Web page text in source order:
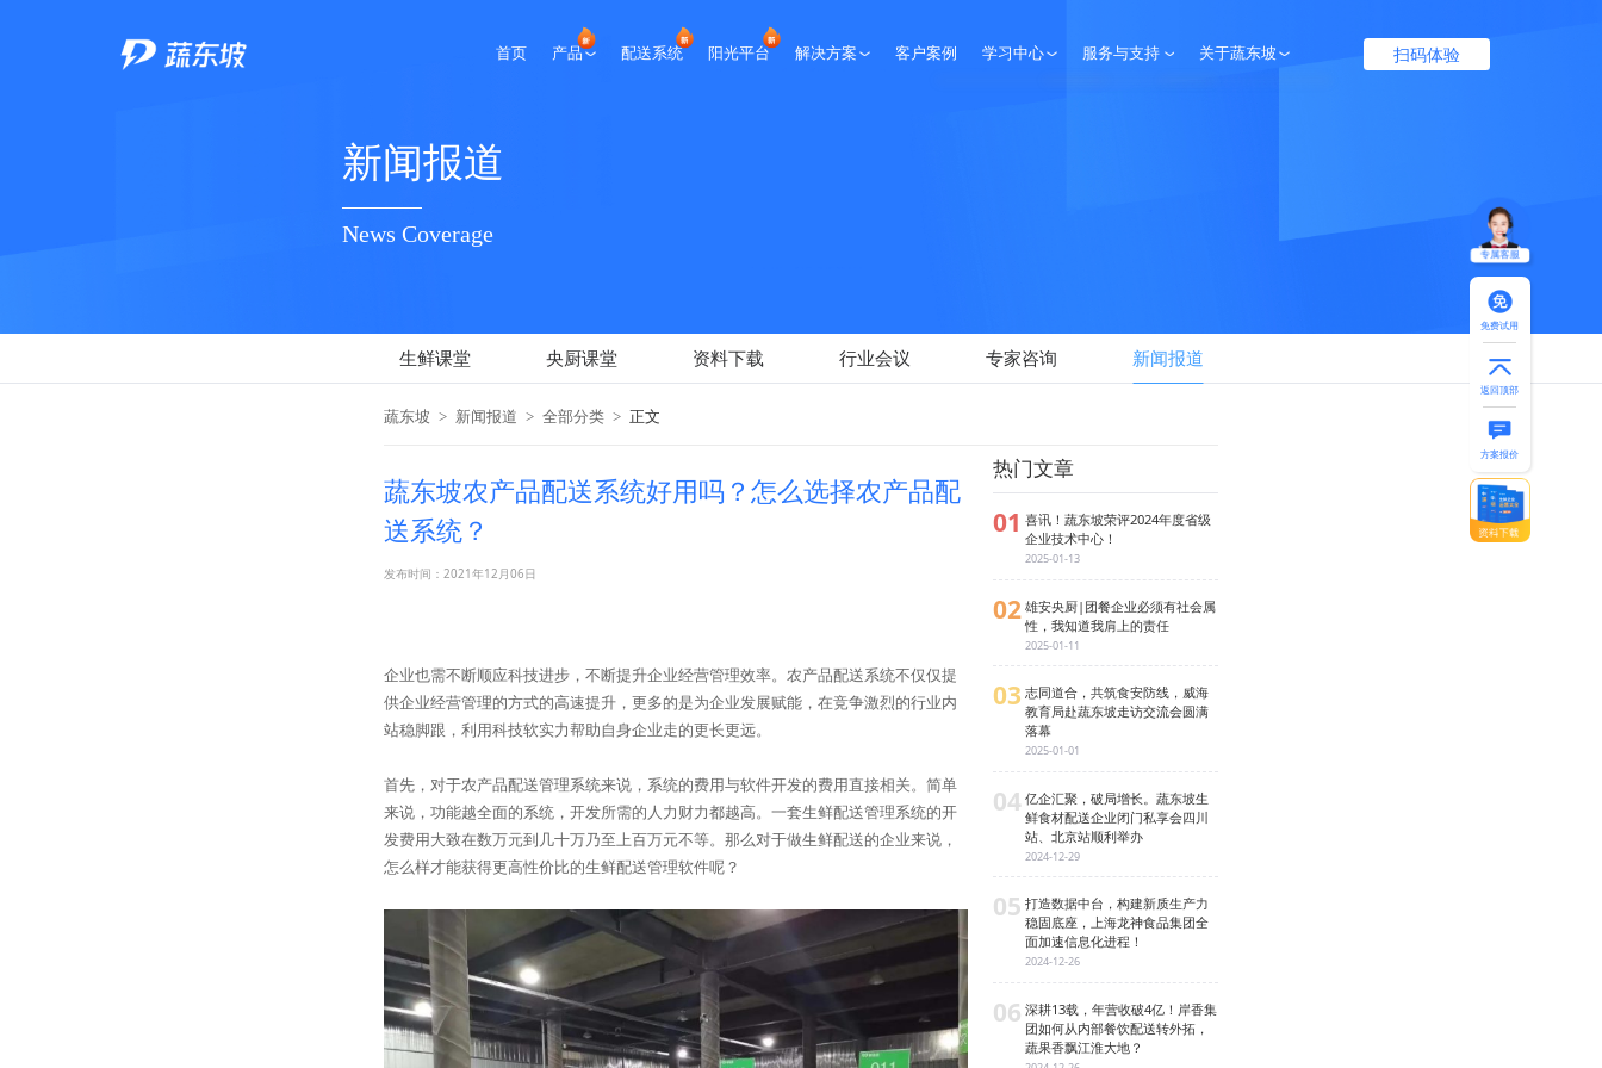
首页 产品 配送系统 阳光平台 解决方案 客户案例 学习中心 服务与支持 关于蔬东坡 扫码体验
新闻报道
News Coverage
生鲜课堂 央厨课堂 资料下载 行业会议 专家咨询 新闻报道
蔬东坡 > 新闻报道 > 全部分类 > 正文
蔬东坡农产品配送系统好用吗？怎么选择农产品配
送系统？
发布时间：2021年12月06日
企业也需不断顺应科技进步，不断提升企业经营管理效率。农产品配送系统不仅仅提
供企业经营管理的方式的高速提升，更多的是为企业发展赋能，在竞争激烈的行业内
站稳脚跟，利用科技软实力帮助自身企业走的更长更远。
首先，对于农产品配送管理系统来说，系统的费用与软件开发的费用直接相关。简单
来说，功能越全面的系统，开发所需的人力财力都越高。一套生鲜配送管理系统的开
发费用大致在数万元到几十万乃至上百万元不等。那么对于做生鲜配送的企业来说，
怎么样才能获得更高性价比的生鲜配送管理软件呢？
热门文章
01 喜讯！蔬东坡荣评2024年度省级
企业技术中心！
2025-01-13
02 雄安央厨|团餐企业必须有社会属
性，我知道我肩上的责任
2025-01-11
03 志同道合，共筑食安防线，威海
教育局赴蔬东坡走访交流会圆满
落幕
2025-01-01
04 亿企汇聚，破局增长。蔬东坡生
鲜食材配送企业闭门私享会四川
站、北京站顺利举办
2024-12-29
05 打造数据中台，构建新质生产力
稳固底座，上海龙神食品集团全
面加速信息化进程！
2024-12-26
06 深耕13载，年营收破4亿！岸香集
团如何从内部餐饮配送转外拓，
蔬果香飘江淮大地？
专属客服
免费试用
返回顶部
方案报价